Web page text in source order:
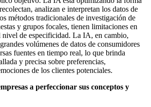
analizan e interpretan los datos de
métodos tradicionales de investigación de
y grupos focales, tienen limitaciones en
nivel de especificidad. La IA, en cambio,
volúmenes de datos de consumidores
fuentes en tiempo real, lo que brinda
y precisa sobre preferencias,
de los clientes potenciales.
a perfeccionar sus conceptos y